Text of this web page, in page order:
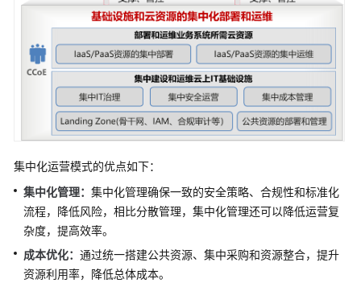
概
述
越
中
卓
越
架
设
计
集中化运营模式的优点如下：
集中化管理： 集中化管理确保一致的安全策略、合规性和标准化
流程，降低风险，相比分散管理，集中化管理还可以降低运营复
杂度，提高效率。
成本优化： 通过统一搭建公共资源、集中采购和资源整合，提升
资源利用率，降低总体成本。